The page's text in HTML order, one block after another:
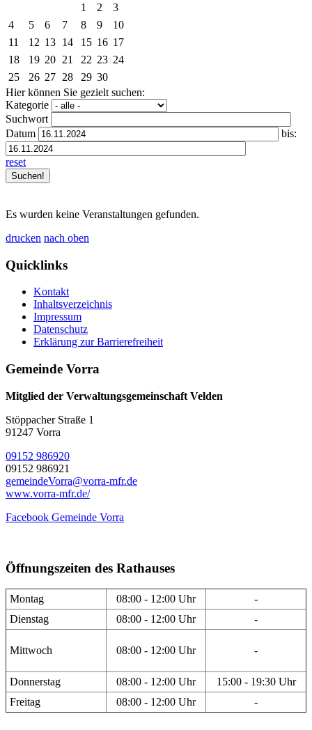
1
2
3
4
5 6 7 8 9
10
11
12 13 14 15 16 17
18
19 20 21 22 23 24
25
26 27 28 29 30
Hier können Sie gezielt suchen:
Kategorie
Suchwort
Datum
bis:
reset
Es wurden keine Veranstaltungen gefunden.
drucken nach oben
Quicklinks
Kontakt
Inhaltsverzeichnis
Impressum
Datenschutz
Erklärung zur Barrierefreiheit
Gemeinde Vorra
Mitglied der Verwaltungsgemeinschaft Velden
Stöppacher Straße 1
91247 Vorra
09152 986920
09152 986921
gemeindeVorra@vorra-mfr.de
www.vorra-mfr.de/
Facebook Gemeinde Vorra
Öffnungszeiten des Rathauses
Montag 08:00 - 12:00 Uhr
-
Dienstag
08:00 - 12:00 Uhr -
Mittwoch 08:00 - 12:00 Uhr -
Donnerstag 08:00 - 12:00 Uhr
15:00 - 19:30 Uhr
Freitag
08:00 - 12:00 Uhr -